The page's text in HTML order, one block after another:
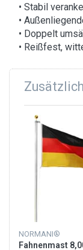
• Stabil
•
• Doppelt
• Reißfest,
NORMANI®
Fahnenmast